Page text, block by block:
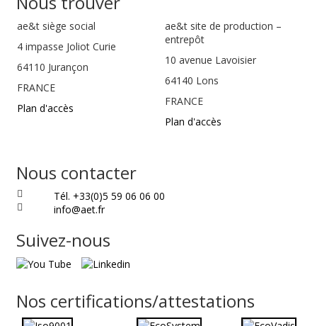
ae&t siège social
4 impasse Joliot Curie
64110 Jurançon
FRANCE
Plan d'accès
ae&t site de production –
entrepôt
10 avenue Lavoisier
64140 Lons
FRANCE
Plan d'accès
Nous contacter
Tél. +33(0)5 59 06 06 00
info@aet.fr
Suivez-nous
Nos certifications/attestations